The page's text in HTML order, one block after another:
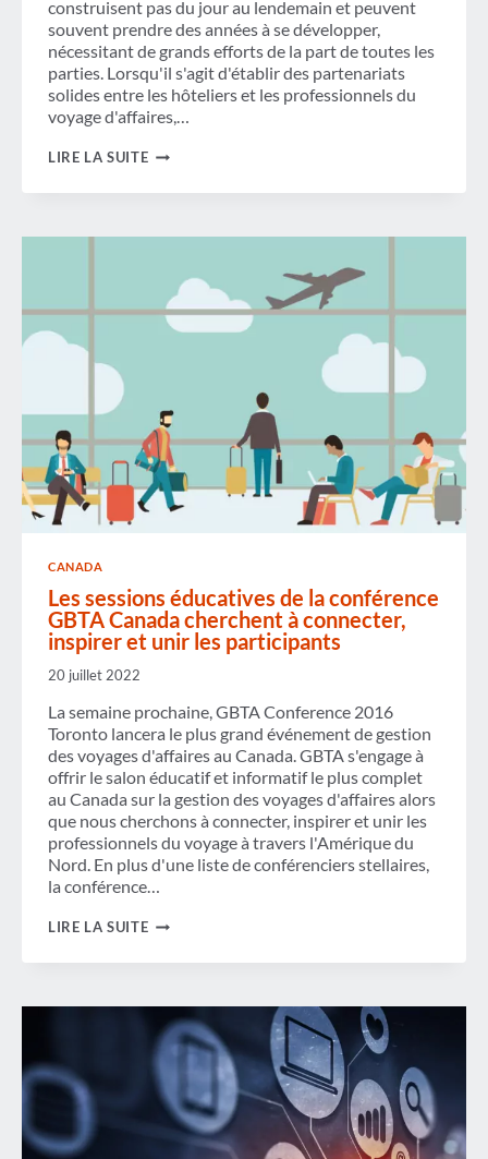
construisent pas du jour au lendemain et peuvent
souvent prendre des années à se développer,
nécessitant de grands efforts de la part de toutes les
parties. Lorsqu'il s'agit d'établir des partenariats
solides entre les hôteliers et les professionnels du
voyage d'affaires,…
LIRE LA SUITELA
RÉUSSIS
HÔTELIERS
ACHETEURS
DE
CANADA
Les sessions éducatives de la conférence
GBTA Canada cherchent à connecter,
inspirer et unir les participants
20 juillet 2022
La semaine prochaine, GBTA Conference 2016
Toronto lancera le plus grand événement de gestion
des voyages d'affaires au Canada. GBTA s'engage à
offrir le salon éducatif et informatif le plus complet
au Canada sur la gestion des voyages d'affaires alors
que nous cherchons à connecter, inspirer et unir les
professionnels du voyage à travers l'Amérique du
Nord. En plus d'une liste de conférenciers stellaires,
la conférence…
LIRE LA SUITELES
CONFÉRENCE
GBTA
CANADA
CHERCHENT
À
CONNECTER,
INSPIRER